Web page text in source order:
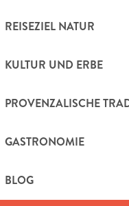
REISEZIEL NATUR
KULTUR UND ERBE
PROVENZALISCHE
GASTRONOMIE
BLOG